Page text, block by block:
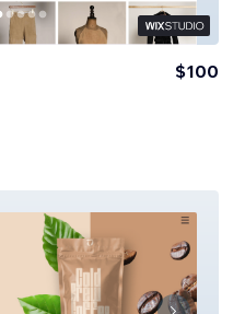
$100